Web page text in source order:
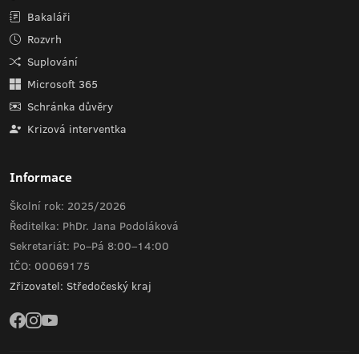
Bakaláři
Rozvrh
Suplování
Microsoft 365
Schránka důvěry
Krizová interventka
Informace
Školní rok: 2025/2026
Ředitelka: PhDr. Jana Podoláková
Sekretariát: Po–Pá 8:00–14:00
IČO: 00069175
Zřizovatel: Středočeský kraj